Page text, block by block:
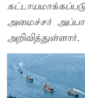
அமைச்சர்
அறிவித்துள்ளார்.